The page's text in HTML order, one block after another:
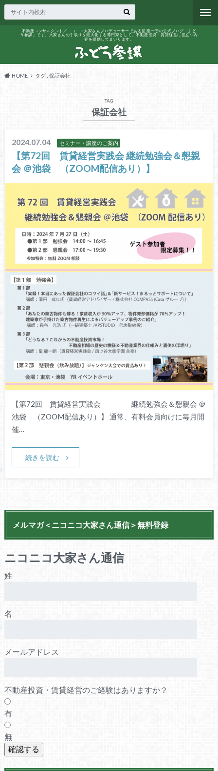
不動産コンサルタント／ニコニコ大家さんプロデューサーである星 龍一朗の公式ブログ「ふど
う参謀」です。大家さんの手取りを最大化する専門家として、不動産投資・賃貸経営に役立つ内
容を提供してまいります。
HOME タグ : 保証会社
TAG
保証会社
2024.07.04 セミナー・講座のご案内
【第72回 賃貸経営実践会 継続勉強会＆懇親
会 ＠池袋 （ZOOM配信あり）】
【第72回 賃貸経営実践会 継続勉強会＆懇親会 ＠
池袋 （ZOOM配信あり）】 通常、有料会員向けに毎月開
催…
続きを読む
メルマガ＜ニコニコ大家さん通信＞無料登録
ニコニコ大家さん通信
姓
名
メールアドレス
不動産投資・賃貸経営のご経験はありますか？
有
無